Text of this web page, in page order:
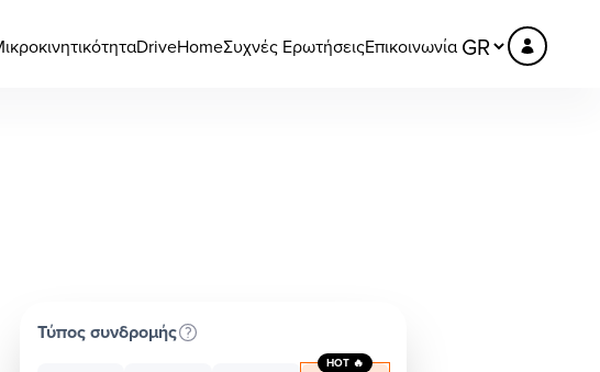
DriveHomeΣυχνές ΕρωτήσειςΕπικοινωνία
Τύπος συνδρομής
HOT 🔥